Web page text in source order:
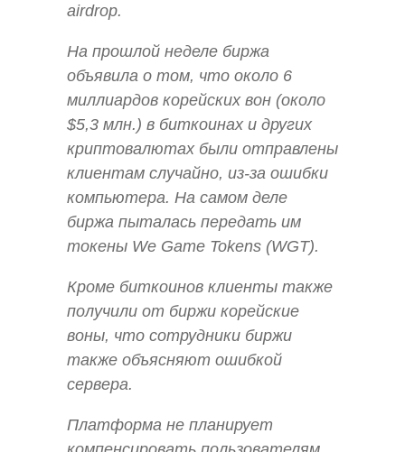
airdrop.
На прошлой неделе биржа
объявила о том, что около 6
миллиардов корейских вон (около
$5,3 млн.) в биткоинах и других
криптовалютах были отправлены
клиентам случайно, из-за ошибки
компьютера. На самом деле
биржа пыталась передать им
токены We Game Tokens (WGT).
Кроме биткоинов клиенты также
получили от биржи корейские
воны, что сотрудники биржи
также объясняют ошибкой
сервера.
Платформа не планирует